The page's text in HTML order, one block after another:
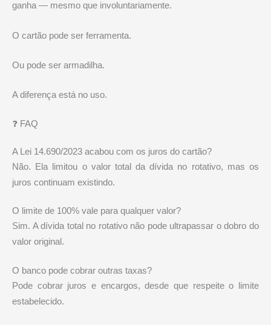
ganha — mesmo que involuntariamente.
O cartão pode ser ferramenta.
Ou pode ser armadilha.
A diferença está no uso.
❓ FAQ
A Lei 14.690/2023 acabou com os juros do cartão?
Não. Ela limitou o valor total da dívida no rotativo, mas os
juros continuam existindo.
O limite de 100% vale para qualquer valor?
Sim. A dívida total no rotativo não pode ultrapassar o dobro do
valor original.
O banco pode cobrar outras taxas?
Pode cobrar juros e encargos, desde que respeite o limite
estabelecido.